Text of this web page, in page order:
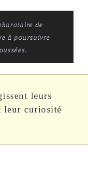
de
à poursuivre
leurs
leur curiosité